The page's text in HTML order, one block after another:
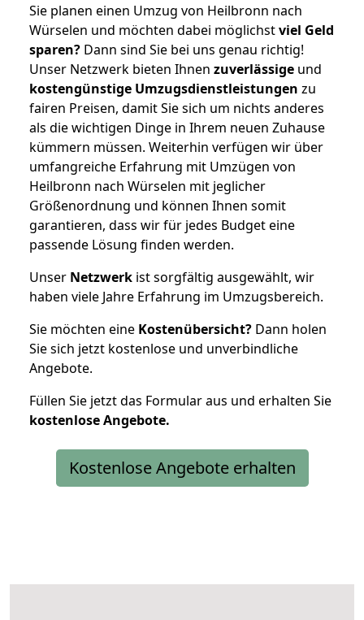
Sie planen einen Umzug von Heilbronn nach
Würselen und möchten dabei möglichstviel Geld
sparen? Dann sind Sie bei uns genau richtig!
Unser Netzwerk bieten Ihnen zuverlässige und
kostengünstige Umzugsdienstleistungen zu
fairen Preisen, damit Sie sich um nichts anderes
als die wichtigen Dinge in Ihrem neuen Zuhause
kümmern müssen. Weiterhin verfügen wir über
umfangreiche Erfahrung mit Umzügen von
Heilbronn nach Würselen mit jeglicher
Größenordnung und können Ihnen somit
garantieren, dass wir für jedes Budget eine
passende Lösung finden werden.
Unser Netzwerk ist sorgfältig ausgewählt, wir
haben viele Jahre Erfahrung im Umzugsbereich.
Sie möchten eine Kostenübersicht? Dann holen
Sie sich jetzt kostenlose und unverbindliche
Angebote.
Füllen Sie jetzt das Formular aus und erhalten Sie
kostenloseAngebote.
Kostenlose Angebote erhalten